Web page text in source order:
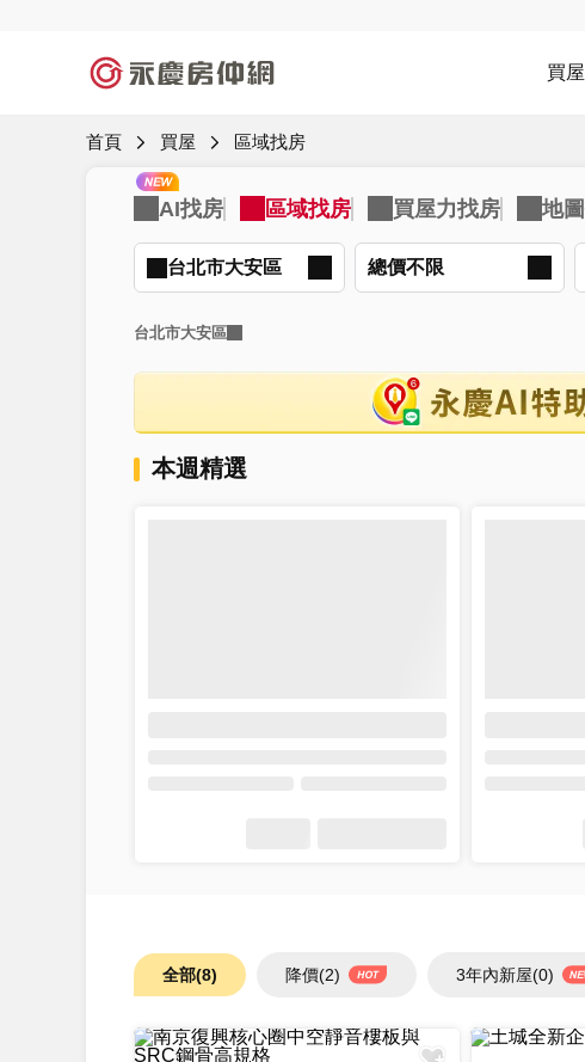
買屋
首頁 買屋 區域找房
台北市大安區 總價不限
台北市大安區
本週精選
全部(8) 降價(2) 3年內新屋(0)